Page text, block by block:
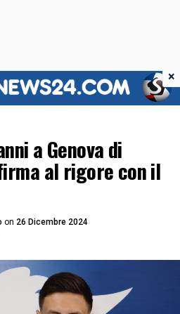
a Genova di
al rigore con il
on 26 Dicembre 2024
×